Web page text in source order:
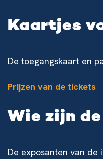
Kaartjes
De toegangskaart en
Prijzen van de tickets
Wie zijn
De exposanten van